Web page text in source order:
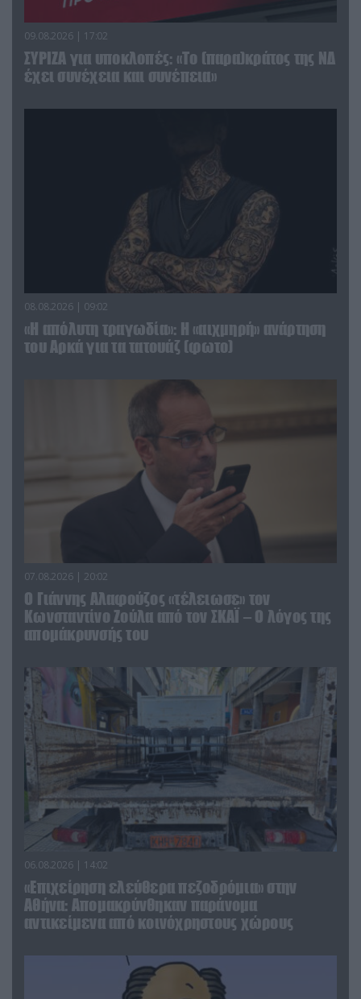
09.08.2026 | 17:02
ΣΥΡΙΖΑ για υποκλοπές: «Το (παρα)κράτος της ΝΔ
έχει συνέχεια και συνέπεια»
08.08.2026 | 09:02
«Η απόλυτη τραγωδία»: Η «αιχμηρή» ανάρτηση
του Αρκά για τα τατουάζ (φωτο)
07.08.2026 | 20:02
Ο Γιάννης Αλαφούζος «τέλειωσε» τον
Κωνσταντίνο Ζούλα από τον ΣΚΑΪ – Ο λόγος της
απομάκρυνσής του
06.08.2026 | 14:02
«Επιχείρηση ελεύθερα πεζοδρόμια» στην
Αθήνα: Απομακρύνθηκαν παράνομα
αντικείμενα από κοινόχρηστους χώρους